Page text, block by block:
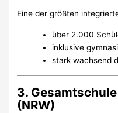
Eine der größten
über 2.000
inklusive
stark wachsend
3.
(NRW)